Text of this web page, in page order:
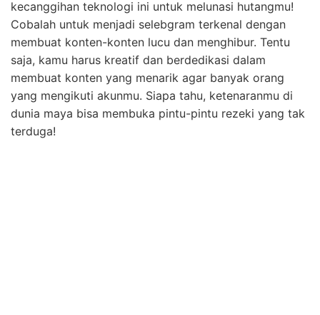
kecanggihan teknologi ini untuk melunasi hutangmu!
Cobalah untuk menjadi selebgram terkenal dengan
membuat konten-konten lucu dan menghibur. Tentu
saja, kamu harus kreatif dan berdedikasi dalam
membuat konten yang menarik agar banyak orang
yang mengikuti akunmu. Siapa tahu, ketenaranmu di
dunia maya bisa membuka pintu-pintu rezeki yang tak
terduga!